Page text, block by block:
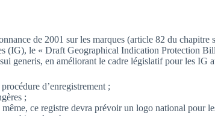
de 2001 sur les marques (article 82 du
(IG), le « Draft Geographical Indication Protection
generis, en améliorant le cadre législatif pour les IG
d’enregistrement ;
;
ce registre devra prévoir un logo national pour